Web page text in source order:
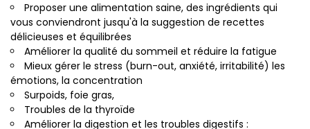
Proposer une alimentation saine, des ingrédients qui
vous conviendront jusqu'à la suggestion de recettes
délicieuses et équilibrées
Améliorer la qualité du sommeil et réduire la fatigue
Mieux gérer le stress (burn-out, anxiété, irritabilité) les
émotions, la concentration
Surpoids, foie gras,
Troubles de la thyroïde
Améliorer la digestion et les troubles digestifs :